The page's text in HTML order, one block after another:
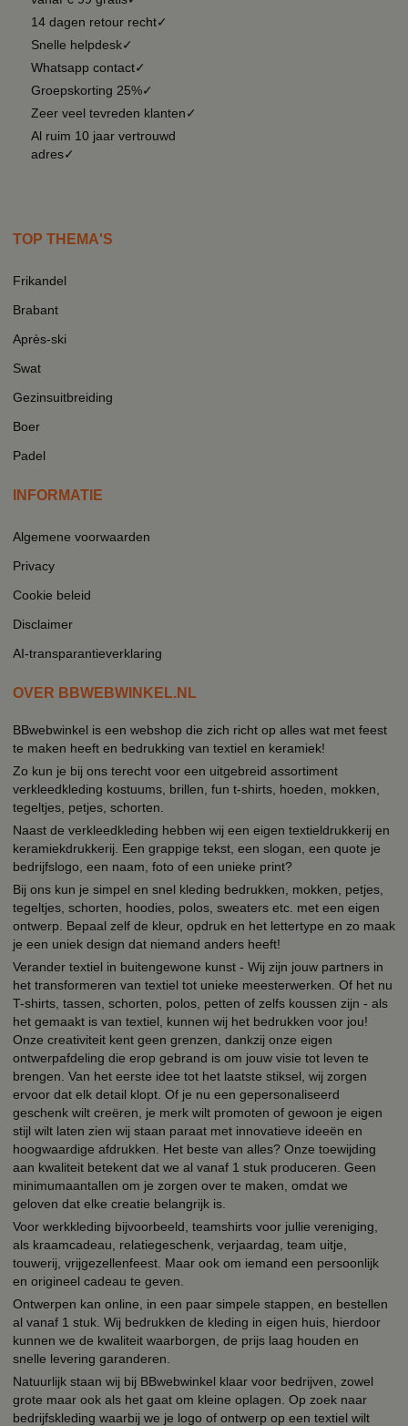
14 dagen retour recht✓
Snelle helpdesk✓
Whatsapp contact✓
Groepskorting 25%✓
Zeer veel tevreden klanten✓
Al ruim 10 jaar vertrouwd
adres✓
TOP THEMA'S
Frikandel
Brabant
Après-ski
Swat
Gezinsuitbreiding
Boer
Padel
INFORMATIE
Algemene voorwaarden
Privacy
Cookie beleid
Disclaimer
AI-transparantieverklaring
OVER BBWEBWINKEL.NL
BBwebwinkel is een webshop die zich richt op alles wat met feest
te maken heeft en bedrukking van textiel en keramiek!
Zo kun je bij ons terecht voor een uitgebreid assortiment
verkleedkleding kostuums, brillen, fun t-shirts, hoeden, mokken,
tegeltjes, petjes, schorten.
Naast de verkleedkleding hebben wij een eigen textieldrukkerij en
keramiekdrukkerij. Een grappige tekst, een slogan, een quote je
bedrijfslogo, een naam, foto of een unieke print?
Bij ons kun je simpel en snel kleding bedrukken, mokken, petjes,
tegeltjes, schorten, hoodies, polos, sweaters etc. met een eigen
ontwerp. Bepaal zelf de kleur, opdruk en het lettertype en zo maak
je een uniek design dat niemand anders heeft!
Verander textiel in buitengewone kunst - Wij zijn jouw partners in
het transformeren van textiel tot unieke meesterwerken. Of het nu
T-shirts, tassen, schorten, polos, petten of zelfs koussen zijn - als
het gemaakt is van textiel, kunnen wij het bedrukken voor jou!
Onze creativiteit kent geen grenzen, dankzij onze eigen
ontwerpafdeling die erop gebrand is om jouw visie tot leven te
brengen. Van het eerste idee tot het laatste stiksel, wij zorgen
ervoor dat elk detail klopt. Of je nu een gepersonaliseerd
geschenk wilt creëren, je merk wilt promoten of gewoon je eigen
stijl wilt laten zien wij staan paraat met innovatieve ideeën en
hoogwaardige afdrukken. Het beste van alles? Onze toewijding
aan kwaliteit betekent dat we al vanaf 1 stuk produceren. Geen
minimumaantallen om je zorgen over te maken, omdat we
geloven dat elke creatie belangrijk is.
Voor werkkleding bijvoorbeeld, teamshirts voor jullie vereniging,
als kraamcadeau, relatiegeschenk, verjaardag, team uitje,
touwerij, vrijgezellenfeest. Maar ook om iemand een persoonlijk
en origineel cadeau te geven.
Ontwerpen kan online, in een paar simpele stappen, en bestellen
al vanaf 1 stuk. Wij bedrukken de kleding in eigen huis, hierdoor
kunnen we de kwaliteit waarborgen, de prijs laag houden en
snelle levering garanderen.
Natuurlijk staan wij bij BBwebwinkel klaar voor bedrijven, zowel
grote maar ook als het gaat om kleine oplagen. Op zoek naar
bedrijfskleding waarbij we je logo of ontwerp op een textiel wilt